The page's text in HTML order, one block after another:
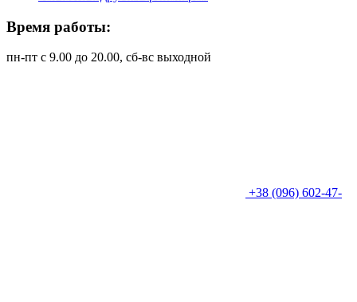
Время работы:
пн-пт с 9.00 до 20.00, сб-вс выходной
+38 (096) 602-47-